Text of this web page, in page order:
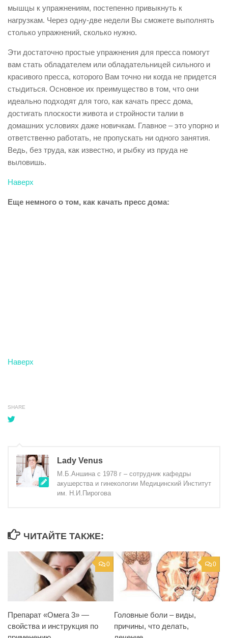
мышцы к упражнениям, постепенно привыкнуть к
нагрузкам. Через одну-две недели Вы сможете выполнять
столько упражнений, сколько нужно.
Эти достаточно простые упражнения для пресса помогут
вам стать обладателем или обладательницей сильного и
красивого пресса, которого Вам точно ни когда не придется
стыдиться. Основное их преимущество в том, что они
идеально подходят для того, как качать пресс дома,
достигать плоскости живота и стройности талии в
домашних условиях даже новичкам. Главное – это упорно и
ответственно работать, не пропускать ни одного занятия.
Ведь, без труда, как известно, и рыбку из пруда не
выловишь.
Наверх
Еще немного о том, как качать пресс дома:
Наверх
SHARE
Lady Venus
М.Б.Аншина с 1978 г – сотрудник кафедры
акушерства и гинекологии Медицинский Институт
им. Н.И.Пирогова
ЧИТАЙТЕ ТАКЖЕ:
0
Препарат «Омега 3» —
свойства и инструкция по
0
Головные боли – виды,
причины, что делать,